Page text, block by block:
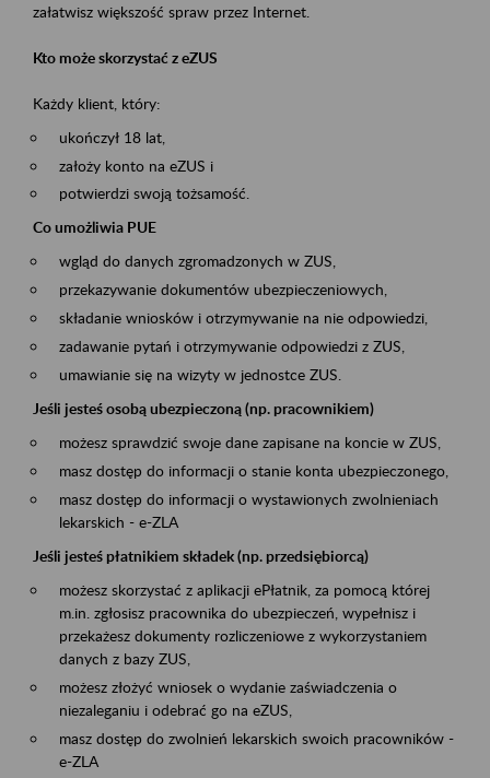
załatwisz większość spraw przez Internet.
Kto może skorzystać z eZUS
Każdy klient, który:
ukończył 18 lat,
założy konto na eZUS i
potwierdzi swoją tożsamość.
Co umożliwia PUE
wgląd do danych zgromadzonych w ZUS,
przekazywanie dokumentów ubezpieczeniowych,
składanie wniosków i otrzymywanie na nie odpowiedzi,
zadawanie pytań i otrzymywanie odpowiedzi z ZUS,
umawianie się na wizyty w jednostce ZUS.
Jeśli jesteś osobą ubezpieczoną (np. pracownikiem)
możesz sprawdzić swoje dane zapisane na koncie w ZUS,
masz dostęp do informacji o stanie konta ubezpieczonego,
masz dostęp do informacji o wystawionych zwolnieniach
lekarskich - e-ZLA
Jeśli jesteś płatnikiem składek (np. przedsiębiorcą)
możesz skorzystać z aplikacji ePłatnik, za pomocą której
m.in. zgłosisz pracownika do ubezpieczeń, wypełnisz i
przekażesz dokumenty rozliczeniowe z wykorzystaniem
danych z bazy ZUS,
możesz złożyć wniosek o wydanie zaświadczenia o
niezaleganiu i odebrać go na eZUS,
masz dostęp do zwolnień lekarskich swoich pracowników -
e-ZLA